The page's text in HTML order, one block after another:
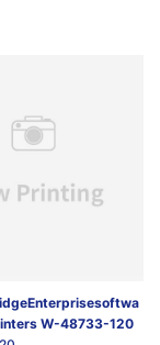
W-48733-120